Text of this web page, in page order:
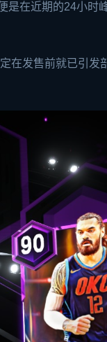
是在近期的24小时
在发售前就已引发